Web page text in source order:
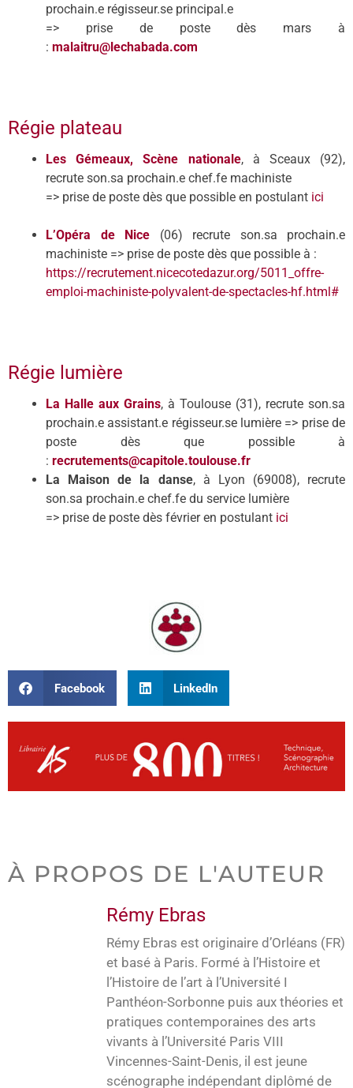
prochain.e régisseur.se principal.e
=> prise de poste dès mars à
: malaitru@lechabada.com
Régie plateau
Les Gémeaux, Scène nationale, à Sceaux (92),
recrute son.sa prochain.e chef.fe machiniste
=> prise de poste dès que possible en postulant ici
L’Opéra de Nice (06) recrute son.sa prochain.e
machiniste => prise de poste dès que possible à :
https://recrutement.nicecotedazur.org/5011_offre-
emploi-machiniste-polyvalent-de-spectacles-hf.html#
Régie lumière
La Halle aux Grains, à Toulouse (31), recrute son.sa
prochain.e assistant.e régisseur.se lumière => prise de
poste dès que possible à
: recrutements@capitole.toulouse.fr
La Maison de la danse, à Lyon (69008), recrute
son.sa prochain.e chef.fe du service lumière
=> prise de poste dès février en postulant ici
Facebook LinkedIn
À PROPOS DE L'AUTEUR
Rémy Ebras
Rémy Ebras est originaire d’Orléans (FR)
et basé à Paris. Formé à l’Histoire et
l’Histoire de l’art à l’Université I
Panthéon-Sorbonne puis aux théories et
pratiques contemporaines des arts
vivants à l’Université Paris VIII
Vincennes-Saint-Denis, il est jeune
scénographe indépendant diplômé de